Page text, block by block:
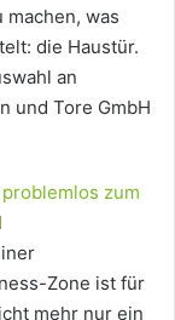
machen, was
die Haustür.
an
und Tore GmbH
zum
Zone ist für
mehr nur ein